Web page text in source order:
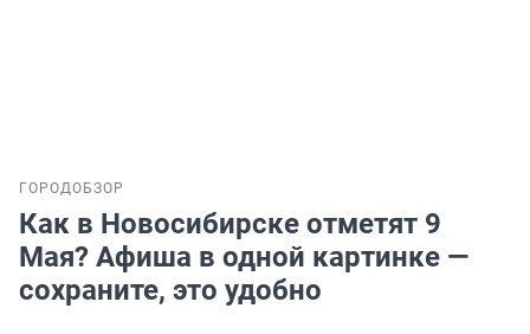
ГОРОДОБЗОР
Как в Новосибирске отметят 9
Мая? Афиша в одной картинке —
сохраните, это удобно